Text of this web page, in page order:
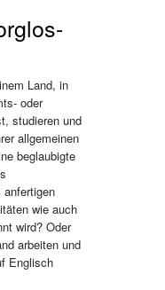
Land, in
oder
studieren und
allgemeinen
beglaubigte
wie auch
wird? Oder
arbeiten und
Englisch